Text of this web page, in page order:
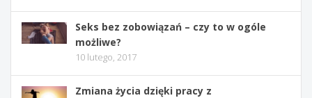
Seks bez zobowiązań – czy to w ogóle
możliwe?
10 lutego, 2017
Zmiana życia dzięki pracy z